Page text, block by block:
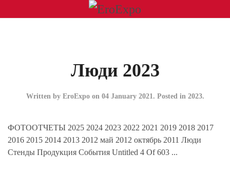
Люди 2023
Written by EroExpo on 04 January 2021. Posted in 2023.
ФОТООТЧЕТЫ 2025 2024 2023 2022 2021 2019 2018 2017
2016 2015 2014 2013 2012 май 2012 октябрь 2011 Люди
Стенды Продукция События Untitled 4 Of 603 ...